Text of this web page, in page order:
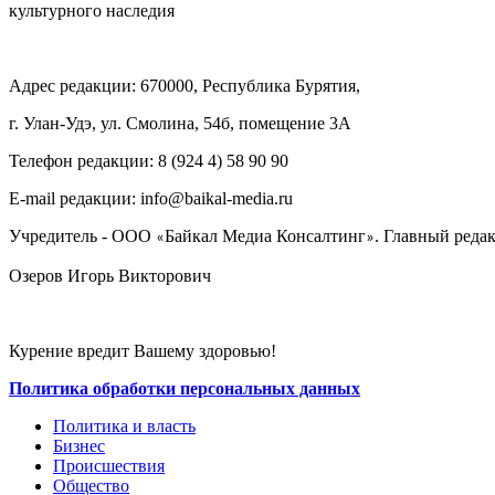
культурного наследия
Адрес редакции: 670000, Республика Бурятия,
г. Улан-Удэ, ул. Смолина, 54б, помещение 3А
Телефон редакции: ‎‎8 (924 4) 58 90 90
E-mail редакции: info@baikal-media.ru
Учредитель - ООО «Байкал Медиа Консалтинг». Главный
Озеров Игорь Викторович
Курение вредит Вашему здоровью!
Политика обработки персональных данных
Политика и власть
Бизнес
Происшествия
Общество